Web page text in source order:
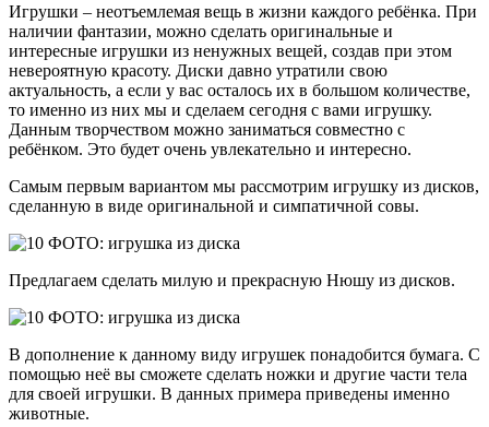
Игрушки – неотъемлемая вещь в жизни каждого ребёнка. При
наличии фантазии, можно сделать оригинальные и
интересные игрушки из ненужных вещей, создав при этом
невероятную красоту. Диски давно утратили свою
актуальность, а если у вас осталось их в большом количестве,
то именно из них мы и сделаем сегодня с вами игрушку.
Данным творчеством можно заниматься совместно с
ребёнком. Это будет очень увлекательно и интересно.
Самым первым вариантом мы рассмотрим игрушку из дисков,
сделанную в виде оригинальной и симпатичной совы.
Предлагаем сделать милую и прекрасную Нюшу из дисков.
В дополнение к данному виду игрушек понадобится бумага. С
помощью неё вы сможете сделать ножки и другие части тела
для своей игрушки. В данных примера приведены именно
животные.